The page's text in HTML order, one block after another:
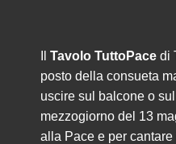
Tavolo TuttoPace di
posto della consueta
uscire sul balcone o
mezzogiorno del 13
alla Pace e per cantare